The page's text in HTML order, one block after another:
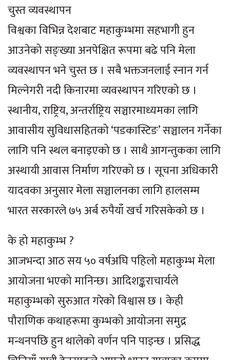
चुस्त व्यवस्थापन
विश्वका विभिन्न देशबाट महाकुम्भमा सहभागी हुन
आउनेको सङ्ख्या अनपेक्षित रूपमा बढे पनि मेला
व्यवस्थापन भने चुस्त छ । सबै भक्तजनलाई स्नान गर्न
मिल्नेगरी नदी किनारमा व्यवस्थापन गरिएको छ ।
स्थानीय, राष्ट्रिय, अन्तर्राष्ट्रिय सञ्चारमाध्यमका लागि
आवासीय सुविधासहितको ‘पडकास्टिङ’ सञ्चालन गर्नेका
लागि पनि स्थल बनाइएको छ । साथै आगन्तुकका लागि
अस्थायी आवास निर्माण गरिएको छ । सूचना अधिकारी
यादवका अनुसार मेला सञ्चालनका लागि हालसम्म
भारत सरकारले ७५ अर्ब रुपैयाँ खर्च गरिसकेको छ ।
के हो महाकुम्भ ?
आजभन्दा आठ सय ५० वर्षअघि पहिलो महाकुम्भ मेला
आयोजना भएको मानिन्छ। आदिशङ्कराचार्यले
महाकुम्भको सुरुआत गरेको विश्वास छ । केही
पौराणिक कथाहरूमा कुम्भको आयोजना समुद्र
मन्थनपछि हुन थालेको वर्णन पनि पाइन्छ । प्रसिद्ध